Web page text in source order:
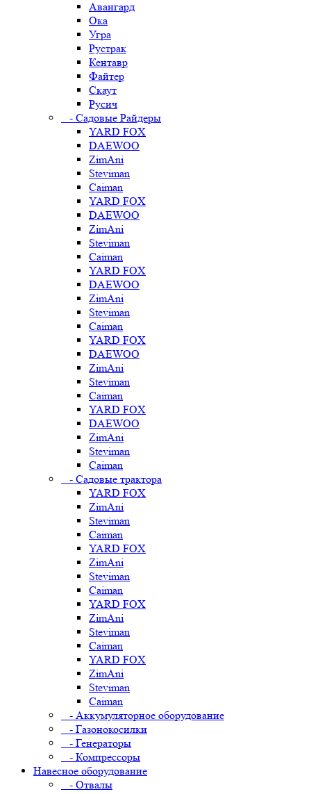
Авангард
Ока
Угра
Рустрак
Кентавр
Файтер
Скаут
Русич
- Садовые Райдеры
YARD FOX
DAEWOO
ZimAni
Steviman
Caiman
YARD FOX
DAEWOO
ZimAni
Steviman
Caiman
YARD FOX
DAEWOO
ZimAni
Steviman
Caiman
YARD FOX
DAEWOO
ZimAni
Steviman
Caiman
YARD FOX
DAEWOO
ZimAni
Steviman
Caiman
- Садовые трактора
YARD FOX
ZimAni
Steviman
Caiman
YARD FOX
ZimAni
Steviman
Caiman
YARD FOX
ZimAni
Steviman
Caiman
YARD FOX
ZimAni
Steviman
Caiman
- Аккумуляторное оборудование
- Газонокосилки
- Генераторы
- Компрессоры
Навесное оборудование
- Отвалы